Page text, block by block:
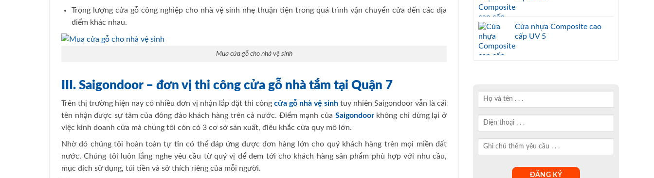
Trọng lượng cửa gỗ công nghiệp cho nhà vệ sinh nhẹ thuận tiện trong quá trình vận chuyển cửa đến các địa
điểm khác nhau.
Mua cửa gỗ cho nhà vệ sinh
III. Saigondoor – đơn vị thi công cửa gỗ nhà tắm tại Quận 7
Trên thị trường hiện nay có nhiều đơn vị nhận lắp đặt thi công cửa gỗ nhà vệ sinh tuy nhiên Saigondoor vẫn là cái
tên nhận được sự tâm của đông đảo khách hàng trên cả nước. Điểm mạnh của Saigondoor không chỉ dừng lại ở
việc kinh doanh cửa mà chúng tôi còn có 3 cơ sở sản xuất, điêu khắc cửa quy mô lớn.
Nhờ đó chúng tôi hoàn toàn tự tin có thể đáp ứng được đơn hàng lớn cho quý khách hàng trên mọi miền đất
nước. Chúng tôi luôn lắng nghe yêu cầu từ quý vị để đem tới cho khách hàng sản phẩm phù hợp với nhu cầu,
mục đích sử dụng, túi tiền và sở thích riêng của mỗi người.
Cửa nhựa Composite cao
cấp UV 5